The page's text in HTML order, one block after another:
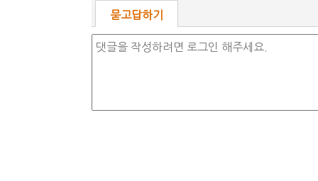
묻고답하기